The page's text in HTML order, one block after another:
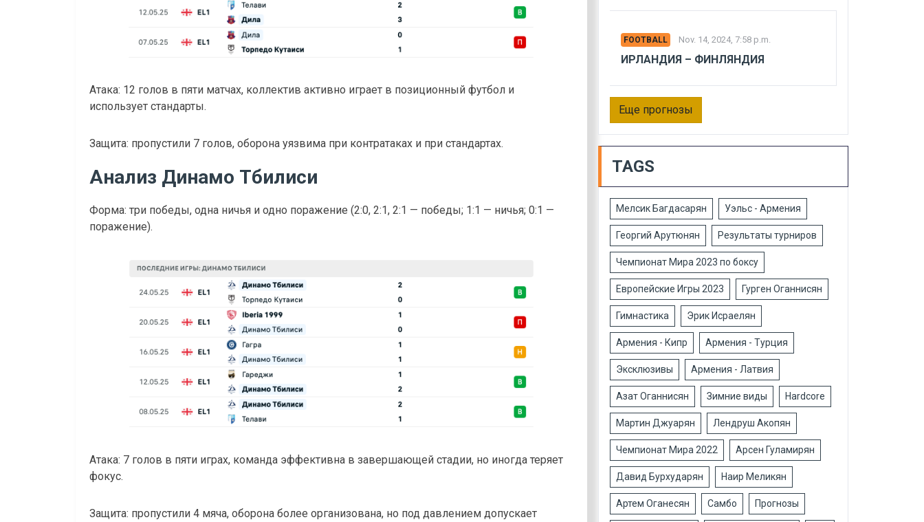
Атака: 12 голов в пяти матчах, коллектив активно играет в позиционный футбол и
использует стандарты.
Защита: пропустили 7 голов, оборона уязвима при контратаках и при стандартах.
Анализ Динамо Тбилиси
Форма: три победы, одна ничья и одно поражение (2:0, 2:1, 2:1 — победы; 1:1 — ничья; 0:1 —
поражение).
Атака: 7 голов в пяти играх, команда эффективна в завершающей стадии, но иногда теряет
фокус.
Защита: пропустили 4 мяча, оборона более организована, но под давлением допускает
FOOTBALL Nov. 14, 2024, 7:58 p.m.
ИРЛАНДИЯ – ФИНЛЯНДИЯ
Еще прогнозы
TAGS
Мелсик Багдасарян Уэльс - Армения
Георгий Арутюнян Результаты турниров
Чемпионат Мира 2023 по боксу
Европейские Игры 2023 Гурген Оганнисян
Гимнастика Эрик Исраелян
Армения - Кипр Армения - Турция
Эксклюзивы Армения - Латвия
Азат Оганнисян Зимние виды Hardcore
Мартин Джуарян Лендруш Акопян
Чемпионат Мира 2022 Арсен Гуламирян
Давид Бурхударян Наир Меликян
Артем Оганесян Самбо Прогнозы